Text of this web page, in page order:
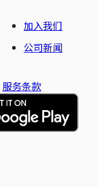
加入我们
公司新闻
服务条款